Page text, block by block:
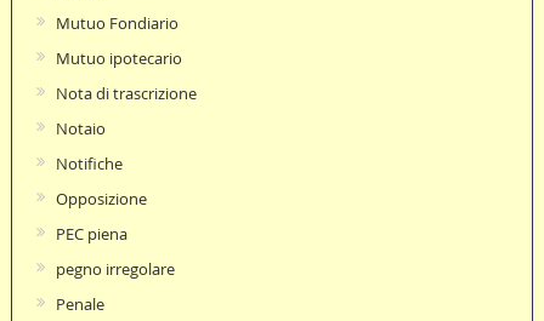
Mutuo Fondiario
Mutuo ipotecario
Nota di trascrizione
Notaio
Notifiche
Opposizione
PEC piena
pegno irregolare
Penale